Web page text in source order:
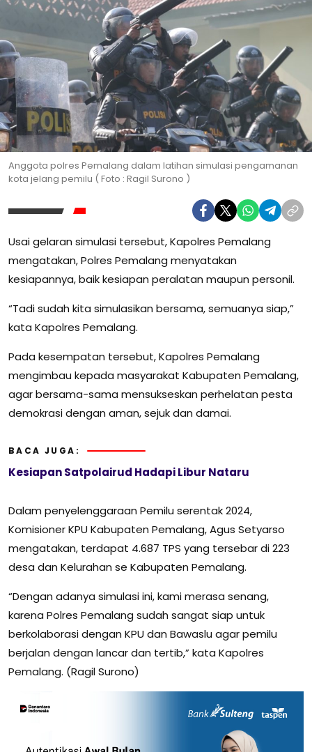
Anggota polres Pemalang dalam latihan simulasi pengamanan
kota jelang pemilu ( Foto : Ragil Surono )
Usai gelaran simulasi tersebut, Kapolres Pemalang
mengatakan, Polres Pemalang menyatakan
kesiapannya, baik kesiapan peralatan maupun personil.
“Tadi sudah kita simulasikan bersama, semuanya siap,”
kata Kapolres Pemalang.
Pada kesempatan tersebut, Kapolres Pemalang
mengimbau kepada masyarakat Kabupaten Pemalang,
agar bersama-sama mensukseskan perhelatan pesta
demokrasi dengan aman, sejuk dan damai.
BACA JUGA:
Kesiapan Satpolairud Hadapi Libur Nataru
Dalam penyelenggaraan Pemilu serentak 2024,
Komisioner KPU Kabupaten Pemalang, Agus Setyarso
mengatakan, terdapat 4.687 TPS yang tersebar di 223
desa dan Kelurahan se Kabupaten Pemalang.
“Dengan adanya simulasi ini, kami merasa senang,
karena Polres Pemalang sudah sangat siap untuk
berkolaborasi dengan KPU dan Bawaslu agar pemilu
berjalan dengan lancar dan tertib,” kata Kapolres
Pemalang. (Ragil Surono)